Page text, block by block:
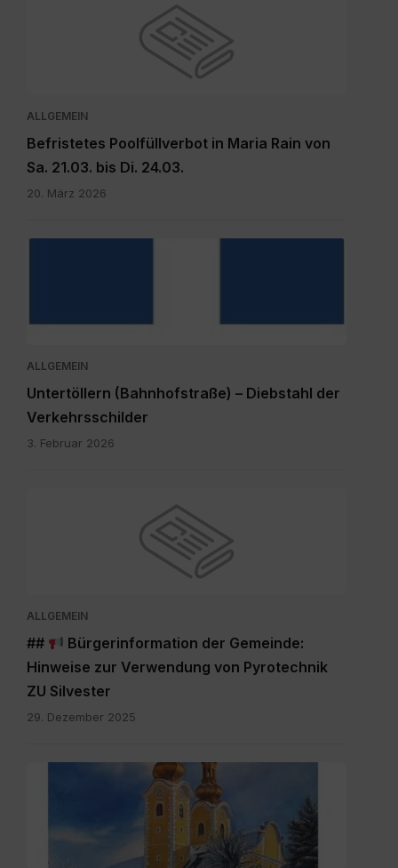
ALLGEMEIN
Befristetes Poolfüllverbot in Maria Rain von
Sa. 21.03. bis Di. 24.03.
20. März 2026
ALLGEMEIN
Untertöllern (Bahnhofstraße) – Diebstahl der
Verkehrsschilder
3. Februar 2026
ALLGEMEIN
##
Bürgerinformation der Gemeinde:
Hinweise zur Verwendung von Pyrotechnik
ZU Silvester
29. Dezember 2025